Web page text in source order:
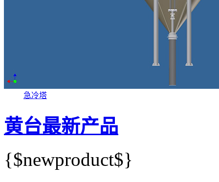
急冷塔
黄台最新产品
{$newproduct$}